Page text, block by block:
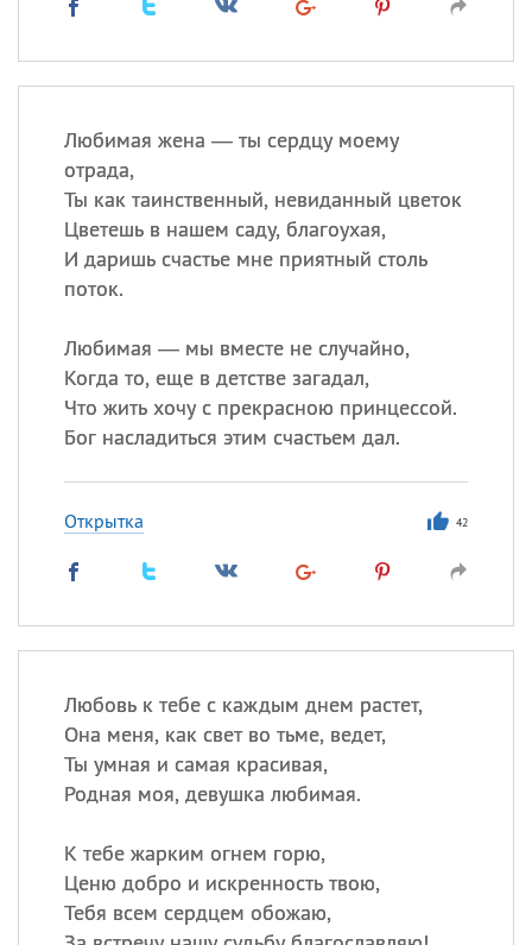
Любимая жена — ты сердцу моему
отрада,
Ты как таинственный, невиданный цветок
Цветешь в нашем саду, благоухая,
И даришь счастье мне приятный столь
поток.
Любимая — мы вместе не случайно,
Когда то, еще в детстве загадал,
Что жить хочу с прекрасною принцессой.
Бог насладиться этим счастьем дал.
Открытка 42
Любовь к тебе с каждым днем растет,
Она меня, как свет во тьме, ведет,
Ты умная и самая красивая,
Родная моя, девушка любимая.
К тебе жарким огнем горю,
Ценю добро и искренность твою,
Тебя всем сердцем обожаю,